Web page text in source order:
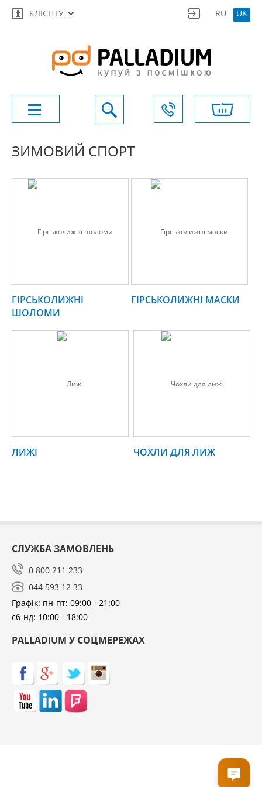
КЛІЄНТУ RU UK
ЗИМОВИЙ СПОРТ
ГІРСЬКОЛИЖНІ
ШОЛОМИ
ГІРСЬКОЛИЖНІ МАСКИ
ЛИЖІ ЧОХЛИ ДЛЯ ЛИЖ
СЛУЖБА ЗАМОВЛЕНЬ
0 800 211 233
044 593 12 33
Графік: пн-пт: 09:00 - 21:00
сб-нд: 10:00 - 18:00
PALLADIUM У СОЦМЕРЕЖАХ